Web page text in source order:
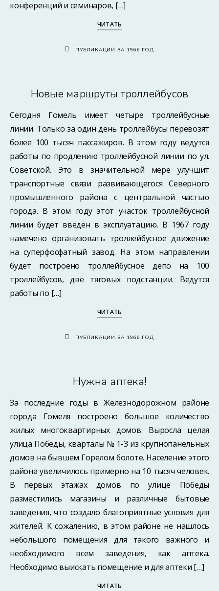
конференций и семинаров, […]
ЧИТАТЬ
ПУБЛИКАЦИИ ЗА 1966 ГОД
Новые маршруты троллейбусов
Сегодня Гомель имеет четыре троллейбусные
линии. Только за один день троллейбусы перевозят
более 100 тысяч пассажиров. В этом году ведутся
работы по продлению троллейбусной линии по ул.
Советской. Это в значительной мере улучшит
транспортные связи развивающегося Северного
промышленного района с центральной частью
города. В этом году этот участок троллейбусной
линии будет введён в эксплуатацию. В 1967 году
намечено организовать троллейбусное движение
на суперфосфатный завод. На этом направлении
будет построено троллейбусное депо на 100
троллейбусов, две тяговых подстанции. Ведутся
работы по […]
ЧИТАТЬ
ПУБЛИКАЦИИ ЗА 1966 ГОД
Нужна аптека!
За последние годы в Железнодорожном районе
города Гомеля построено большое количество
жилых многоквартирных домов. Выросла целая
улица Победы, кварталы № 1-3 из крупнопанельных
домов на бывшем Горелом болоте. Население этого
района увеличилось примерно на 10 тысяч человек.
В первых этажах домов по улице Победы
разместились магазины и различные бытовые
заведения, что создало благоприятные условия для
жителей. К сожалению, в этом районе не нашлось
небольшого помещения для такого важного и
необходимого всем заведения, как аптека.
Необходимо выискать помещение и для аптеки […]
ЧИТАТЬ